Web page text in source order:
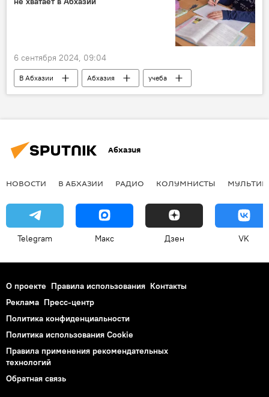
6 сентября 2024, 09:04
В Абхазии Абхазия
учеба
школа
Абхазия
НОВОСТИ В АБХАЗИИ РАДИО КОЛУМНИСТЫ
Telegram Макс Дзен VK
О проекте Правила использования Контакты
Реклама Пресс-центр
Политика конфиденциальности
Политика использования Cookie
Правила применения рекомендательных
технологий
Обратная связь